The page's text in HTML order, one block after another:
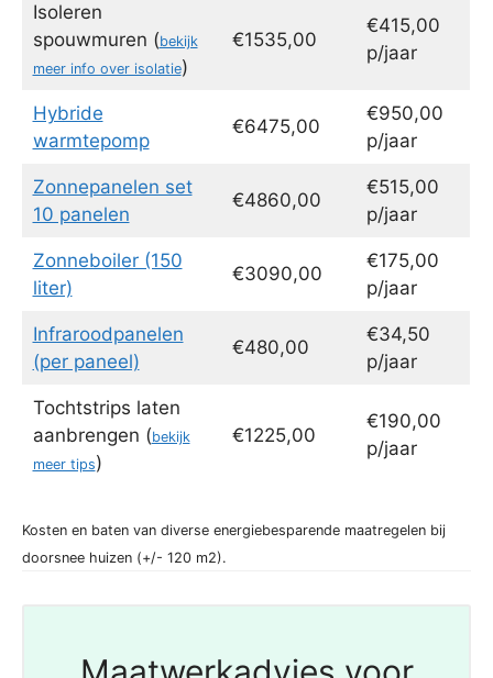
Isoleren
spouwmuren (bekijk
meer info over isolatie)
€1535,00
€415,00
p/jaar
Hybride
warmtepomp
€6475,00
€950,00
p/jaar
Zonnepanelen set
10 panelen
€4860,00
€515,00
p/jaar
Zonneboiler (150
liter)
€3090,00
€175,00
p/jaar
Infraroodpanelen
(per paneel)
€480,00
€34,50
p/jaar
Tochtstrips laten
aanbrengen (bekijk
meer tips)
€1225,00
€190,00
p/jaar
Kosten en baten van diverse energiebesparende maatregelen bij
doorsnee huizen (+/- 120 m2).